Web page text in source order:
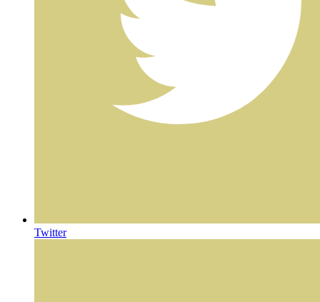
Twitter